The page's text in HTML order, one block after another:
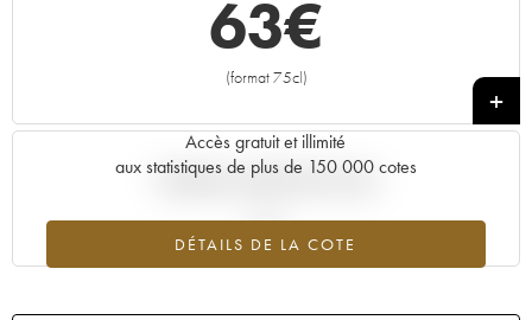
63€
(format 75cl)
+
Accès gratuit et illimité
aux statistiques de plus de 150 000 cotes
DÉTAILS DE LA COTE
Tendance actuelle de la cote